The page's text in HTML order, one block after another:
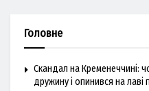
Головне
Скандал на Кременеччині:
дружину і опинився на лаві